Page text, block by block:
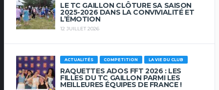
LE TC GAILLON CLÔTURE SA SAISON
2025-2026 DANS LA CONVIVIALITÉ ET
L’ÉMOTION
12 JUILLET 2026
ACTUALITÉS COMPETITION LA VIE DU CLUB
RAQUETTES ADOS FFT 2026 : LES
FILLES DU TC GAILLON PARMI LES
MEILLEURES ÉQUIPES DE FRANCE !